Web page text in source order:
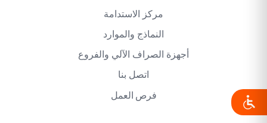
مركز الاستدامة
النماذج والموارد
أجهزة الصراف الآلي والفروع
اتصل بنا
فرص العمل